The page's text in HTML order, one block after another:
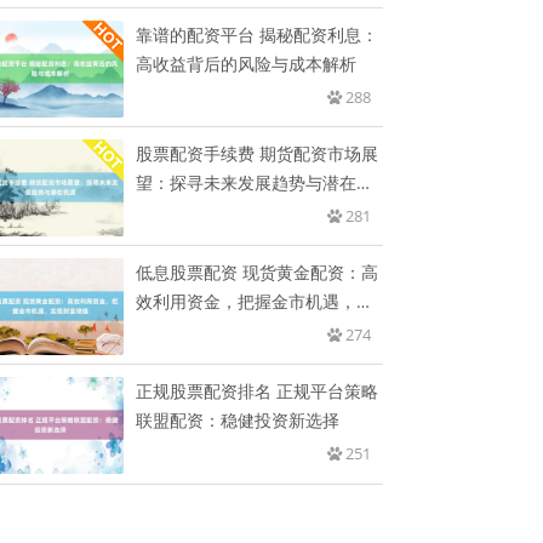
靠谱的配资平台 揭秘配资利息：
高收益背后的风险与成本解析
288
股票配资手续费 期货配资市场展
望：探寻未来发展趋势与潜在机
281
低息股票配资 现货黄金配资：高
效利用资金，把握金市机遇，实
274
正规股票配资排名 正规平台策略
联盟配资：稳健投资新选择
251